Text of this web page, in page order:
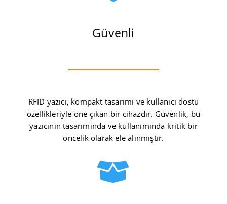
Güvenli
RFID yazıcı, kompakt tasarımı ve kullanıcı dostu
özellikleriyle öne çıkan bir cihazdır. Güvenlik, bu
yazıcının tasarımında ve kullanımında kritik bir
öncelik olarak ele alınmıştır.
